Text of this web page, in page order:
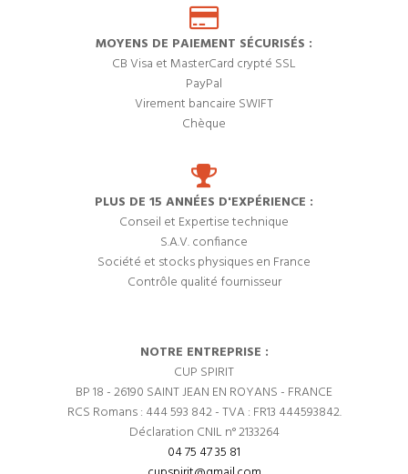
MOYENS DE PAIEMENT SÉCURISÉS :
CB Visa et MasterCard crypté SSL
PayPal
Virement bancaire SWIFT
Chèque
PLUS DE 15 ANNÉES D'EXPÉRIENCE :
Conseil et Expertise technique
S.A.V. confiance
Société et stocks physiques en France
Contrôle qualité fournisseur
NOTRE ENTREPRISE :
CUP SPIRIT
BP 18 - 26190 SAINT JEAN EN ROYANS - FRANCE
RCS Romans : 444 593 842 - TVA : FR13 444593842.
Déclaration CNIL n° 2133264
04 75 47 35 81